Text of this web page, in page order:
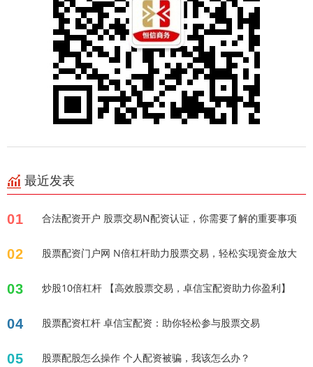
最近发表
01 合法配资开户 股票交易N配资认证，你需要了解的重要事项
02 股票配资门户网 N倍杠杆助力股票交易，轻松实现资金放大
03 炒股10倍杠杆 【高效股票交易，卓信宝配资助力你盈利】
04 股票配资杠杆 卓信宝配资：助你轻松参与股票交易
05 股票配股怎么操作 个人配资被骗，我该怎么办？